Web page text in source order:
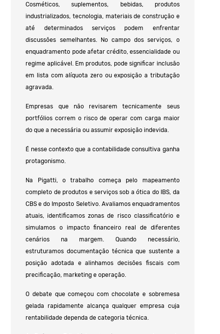
Cosméticos, suplementos, bebidas, produtos
industrializados, tecnologia, materiais de construção e
até determinados serviços podem enfrentar
discussões semelhantes. No campo dos serviços, o
enquadramento pode afetar crédito, essencialidade ou
regime aplicável. Em produtos, pode significar inclusão
em lista com alíquota zero ou exposição a tributação
agravada.
Empresas que não revisarem tecnicamente seus
portfólios correm o risco de operar com carga maior
do que a necessária ou assumir exposição indevida.
É nesse contexto que a contabilidade consultiva ganha
protagonismo.
Na Pigatti, o trabalho começa pelo mapeamento
completo de produtos e serviços sob a ótica do IBS, da
CBS e do Imposto Seletivo. Avaliamos enquadramentos
atuais, identificamos zonas de risco classificatório e
simulamos o impacto financeiro real de diferentes
cenários na margem. Quando necessário,
estruturamos documentação técnica que sustente a
posição adotada e alinhamos decisões fiscais com
precificação, marketing e operação.
O debate que começou com chocolate e sobremesa
gelada rapidamente alcança qualquer empresa cuja
rentabilidade dependa de categoria técnica.